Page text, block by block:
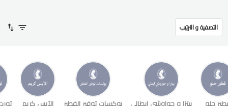
التصفية و الترتيب
حلو بيتزا و حواوشي ايطالي بوكسات توفير الفطير الآيس كريم